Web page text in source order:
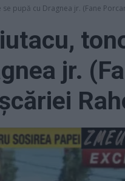
pupă cu Dragnea jr. (Fane
jr.